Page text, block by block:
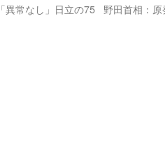
異常なし」日立の75
野田首相：